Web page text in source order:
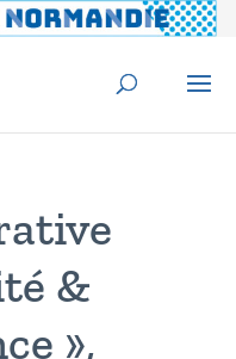
&
»,